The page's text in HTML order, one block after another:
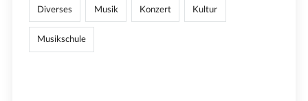
Diverses Musik Konzert Kultur
Musikschule